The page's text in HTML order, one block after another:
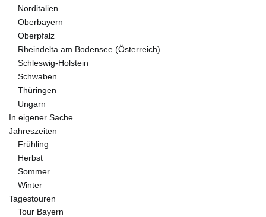
Norditalien
Oberbayern
Oberpfalz
Rheindelta am Bodensee (Österreich)
Schleswig-Holstein
Schwaben
Thüringen
Ungarn
In eigener Sache
Jahreszeiten
Frühling
Herbst
Sommer
Winter
Tagestouren
Tour Bayern